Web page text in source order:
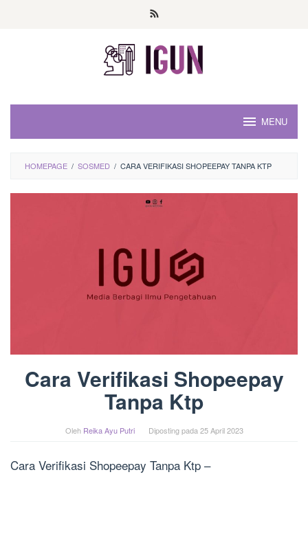
MENU
HOMEPAGE / SOSMED / CARA VERIFIKASI SHOPEEPAY TANPA KTP
Cara Verifikasi Shopeepay
Tanpa Ktp
Oleh Reika Ayu Putri Diposting pada 25 April 2023
Cara Verifikasi Shopeepay Tanpa Ktp –